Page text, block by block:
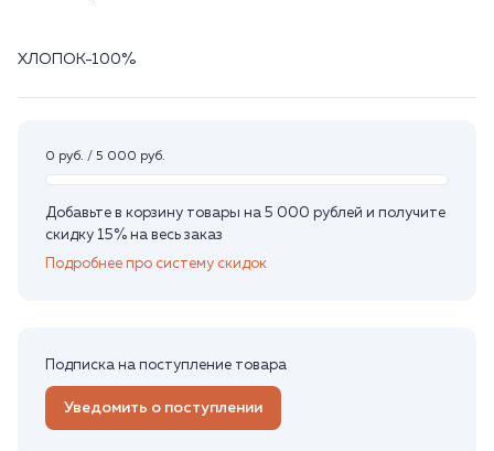
ХЛОПОК-100%
0 руб. / 5 000 руб.
Добавьте в корзину товары на 5 000 рублей и получите
скидку 15% на весь заказ
Подробнее про систему скидок
Подписка на поступление товара
Уведомить о поступлении